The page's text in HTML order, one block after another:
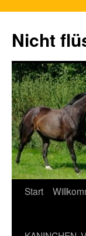
Nicht
Zum
Start